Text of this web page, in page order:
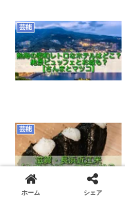
芸能
芸能
ホーム シェア